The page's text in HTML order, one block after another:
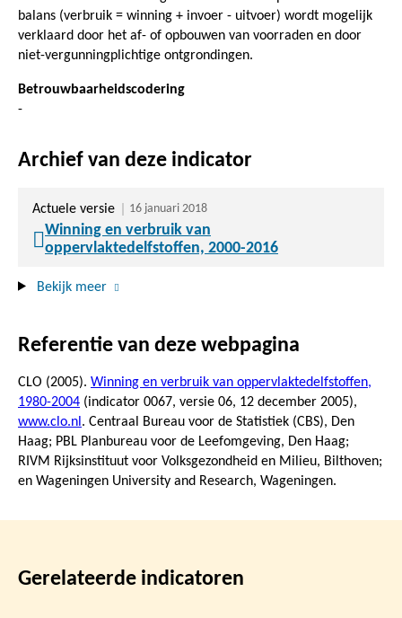
balans (verbruik = winning + invoer - uitvoer) wordt mogelijk
verklaard door het af- of opbouwen van voorraden en door
niet-vergunningplichtige ontgrondingen.
Betrouwbaarheidscodering
-
Archief van deze indicator
Actuele versie 16 januari 2018
Winning en verbruik van
oppervlaktedelfstoffen, 2000-2016
Bekijk meer
Referentie van deze webpagina
CLO (2005). Winning en verbruik van oppervlaktedelfstoffen,
1980-2004 (indicator 0067, versie 06, 12 december 2005),
www.clo.nl . Centraal Bureau voor de Statistiek (CBS), Den
Haag; PBL Planbureau voor de Leefomgeving, Den Haag;
RIVM Rijksinstituut voor Volksgezondheid en Milieu, Bilthoven;
en Wageningen University and Research, Wageningen.
Gerelateerde indicatoren